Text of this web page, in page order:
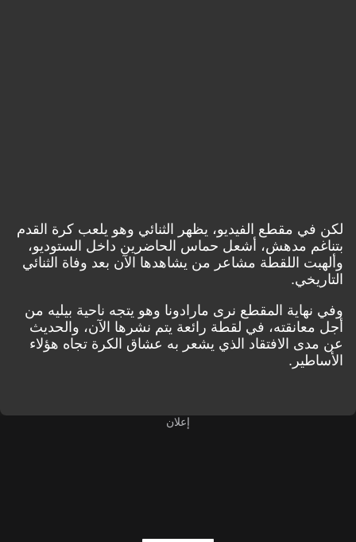
لكن في مقطع الفيديو، يظهر الثنائي وهو يلعب كرة القدم
بتناغم مدهش، أشعل حماس الحاضرين داخل الستوديو،
وألهبت اللقطة مشاعر من يشاهدها الآن بعد وفاة الثنائي
التاريخي.
وفي نهاية المقطع نرى مارادونا وهو يتجه ناحية بيليه من
أجل معانقته، في لقطة رائعة يتم نشرها الآن، والحديث
عن مدى الافتقاد الذي يشعر به عشاق الكرة تجاه هؤلاء
الأساطير.
إعلان